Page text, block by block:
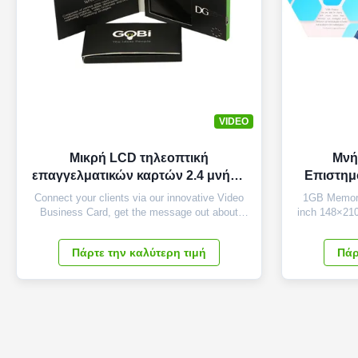
VIDEO
Μικρή LCD τηλεοπτική
επαγγελματικών καρτών 2.4 μνήμη
ελέγχου 128MB-16GB ίντσας
μαγνητική
Connect your clients via our innovative Video
Business Card, get the message out about
Video. The video business cards integrate a
2.4-inch screen with built-in speakers that
come to life playing your video messages while
Πάρτε την καλύτερη τιμή
1GB
inch
delivered
opened.